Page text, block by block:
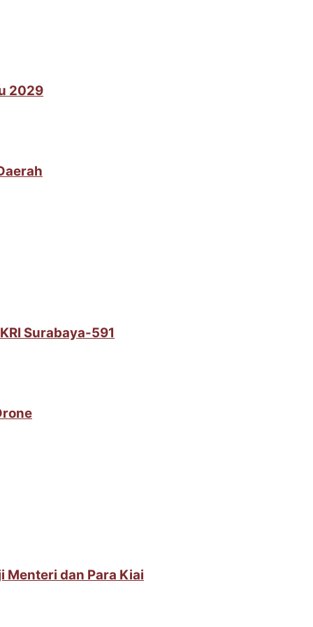
2029
Surabaya-591
Menteri dan Para Kiai